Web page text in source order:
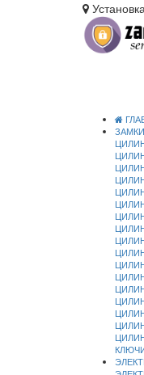
ЗАМКИ